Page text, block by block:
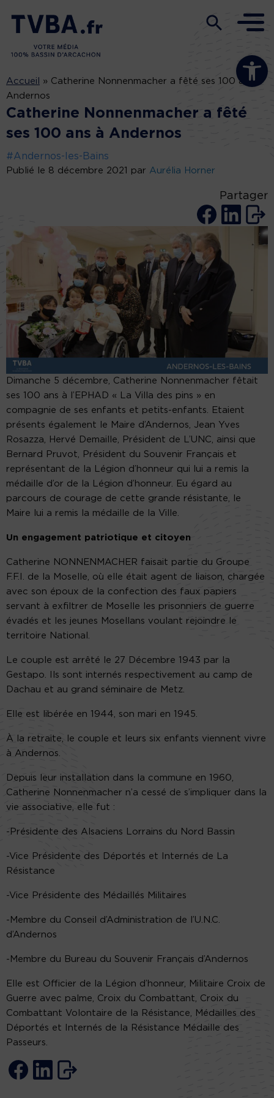
Ouvrir la
Accueil » Catherine Nonnenmacher a fêté ses 100 ans à
Andernos
Catherine Nonnenmacher a fêté
ses 100 ans à Andernos
#Andernos-les-Bains
Publié le 8 décembre 2021 par Aurélia Horner
Partager
Dimanche 5 décembre, Catherine Nonnenmacher fêtait
ses 100 ans à l’EPHAD « La Villa des pins » en
compagnie de ses enfants et petits-enfants. Etaient
présents également le Maire d’Andernos, Jean Yves
Rosazza, Hervé Demaille, Président de L’UNC, ainsi que
Bernard Pruvot, Président du Souvenir Français et
représentant de la Légion d’honneur qui lui a remis la
médaille d’or de la Légion d’honneur. Eu égard au
parcours de courage de cette grande résistante, le
Maire lui a remis la médaille de la Ville.
Un engagement patriotique et citoyen
Catherine NONNENMACHER faisait partie du Groupe
F.F.I. de la Moselle, où elle était agent de liaison, chargée
avec son époux de la confection des faux papiers
servant à exfiltrer de Moselle les prisonniers de guerre
évadés et les jeunes Mosellans voulant rejoindre le
territoire National.
Le couple est arrêté le 27 Décembre 1943 par la
Gestapo. Ils sont internés respectivement au camp de
Dachau et au grand séminaire de Metz.
Elle est libérée en 1944, son mari en 1945.
À la retraite, le couple et leurs six enfants viennent vivre
à Andernos.
Depuis leur installation dans la commune en 1960,
Catherine Nonnenmacher n’a cessé de s’impliquer dans la
vie associative, elle fut :
-Présidente des Alsaciens Lorrains du Nord Bassin
-Vice Présidente des Déportés et Internés de La
Résistance
-Vice Présidente des Médaillés Militaires
-Membre du Conseil d’Administration de l’U.N.C.
d’Andernos
-Membre du Bureau du Souvenir Français d’Andernos
Elle est Officier de la Légion d’honneur, Militaire Croix de
Guerre avec palme, Croix du Combattant, Croix du
Combattant Volontaire de la Résistance, Médailles des
Déportés et Internés de la Résistance Médaille des
Passeurs.